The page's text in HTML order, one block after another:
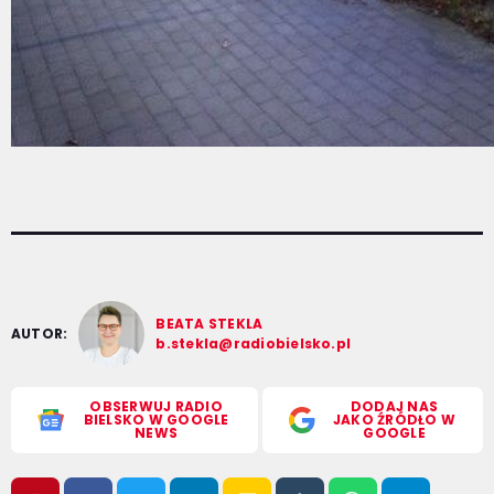
AUTOR:
BEATA STEKLA
b.stekla@radiobielsko.pl
OBSERWUJ RADIO
BIELSKO W GOOGLE
NEWS
DODAJ NAS
JAKO ŹRÓDŁO W
GOOGLE